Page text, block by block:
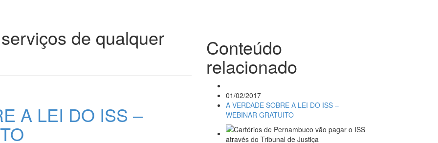
de qualquer
A LEI DO ISS –
Conteúdo
relacionado
01/02/2017
A VERDADE SOBRE A LEI DO ISS –
WEBINAR GRATUITO